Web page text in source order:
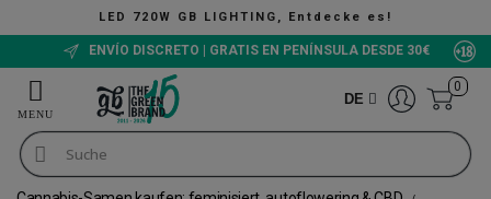
720W GB LIGHTING, Entdecke es!
ENVÍO DISCRETO | GRATIS EN PENÍNSULA DESDE 30€
DE
0